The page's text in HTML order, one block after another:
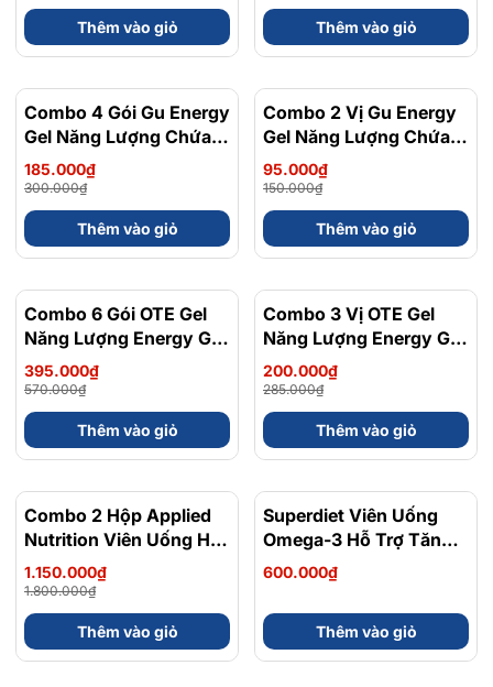
Bifidobacteriumanimalis
(Bb-12) 50 Gói x 2g
Thêm vào giỏ Thêm vào giỏ
- 38%
Combo 4 Gói Gu Energy
Gel Năng Lượng Chứa
Caffein Vị Trái Cây Dễ
Ăn Gói 32 Gam
185.000₫
300.000₫
Thêm vào giỏ
- 37%
Combo 2 Vị Gu Energy
Gel Năng Lượng Chứa
Caffein Vị Trái Cây Dễ
Ăn Gói 32 Gam
95.000₫
150.000₫
Thêm vào giỏ
- 31%
Combo 6 Gói OTE Gel
Năng Lượng Energy Gel
Kết Hợp Carbohydrate
Điện Giải 56gram 82kcal
395.000₫
570.000₫
Thêm vào giỏ
- 30%
Combo 3 Vị OTE Gel
Năng Lượng Energy Gel
Kết Hợp Carbohydrate
Điện Giải 56gram 82kcal
200.000₫
285.000₫
Thêm vào giỏ
- 36%
Combo 2 Hộp Applied
Nutrition Viên Uống Hỗ
Trợ Nam Giới 120 viên
1.150.000₫
1.800.000₫
Thêm vào giỏ
Superdiet Viên Uống
Omega-3 Hỗ Trợ Tăng
Cường Trí Não, Sáng
Mắt Và Chắc Khỏe
Xương Cho Trẻ Em Từ
6-15 Tuổi Hộp 45 Viên
600.000₫
Thêm vào giỏ